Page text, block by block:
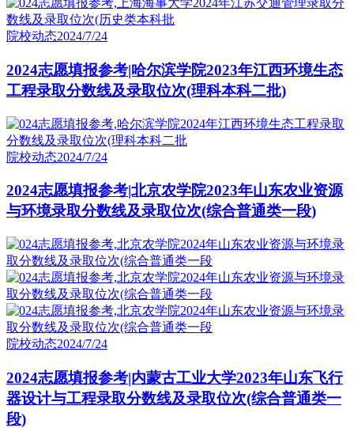
院校动态2024/7/24
2024志愿填报参考|哈尔滨学院2023年江西环境生态
工程录取分数线及录取位次(理科本科二批)
院校动态2024/7/24
2024志愿填报参考|北京农学院2023年山东农业资源
与环境录取分数线及录取位次(综合普通类一段)
院校动态2024/7/24
2024志愿填报参考|内蒙古工业大学2023年山东飞行
器设计与工程录取分数线及录取位次(综合普通类一
段)